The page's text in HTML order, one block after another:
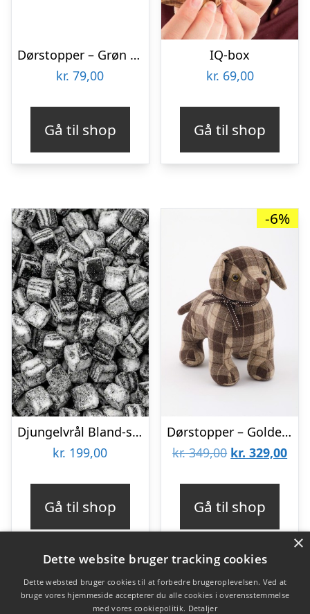
Dørstopper – Grøn sæl
kr. 79,00
Gå til shop
IQ-box
kr. 69,00
Gå til shop
Djungelvrål Bland-selv slik i kasser, 2 kg
kr. 199,00
Gå til shop
-6%
Dørstopper – Golden Labrador LACEY
kr.349,00 Den
kr. 329,00Den
kr.
Gå til shop
Varekategorier
×
Dette website bruger tracking cookies
Dette websted bruger cookies til at forbedre brugeroplevelsen. Ved at
bruge vores hjemmeside accepterer du alle cookies i overensstemmelse
med vores cookiepolitik. Detaljer